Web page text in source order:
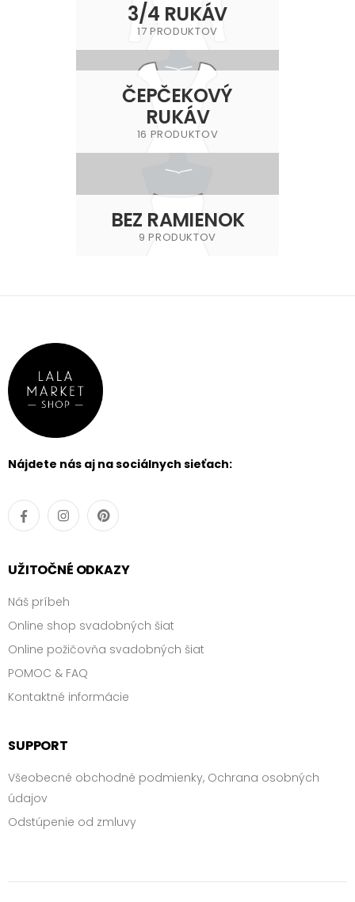
3/4 RUKÁV
17 PRODUKTOV
ČEPČEKOVÝ
RUKÁV
16 PRODUKTOV
BEZ RAMIENOK
9 PRODUKTOV
Nájdete nás aj na sociálnych sieťach:
UŽITOČNÉ ODKAZY
Náš príbeh
Online shop svadobných šiat
Online požičovňa svadobných šiat
POMOC & FAQ
Kontaktné informácie
SUPPORT
Všeobecné obchodné podmienky, Ochrana osobných
údajov
Odstúpenie od zmluvy